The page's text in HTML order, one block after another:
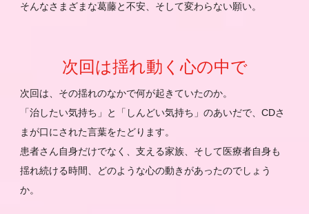
そんなさまざまな葛藤と不安、そして変わらない願い。
次回は揺れ動く心の中で
次回は、その揺れのなかで何が起きていたのか。
「治したい気持ち」と「しんどい気持ち」のあいだで、CDさ
まが口にされた言葉をたどります。
患者さん自身だけでなく、支える家族、そして医療者自身も
揺れ続ける時間、どのような心の動きがあったのでしょう
か。